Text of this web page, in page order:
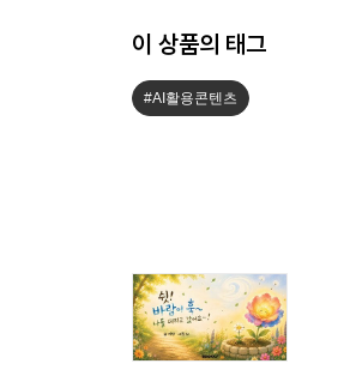
이 상품의 태그
#AI활용콘텐츠